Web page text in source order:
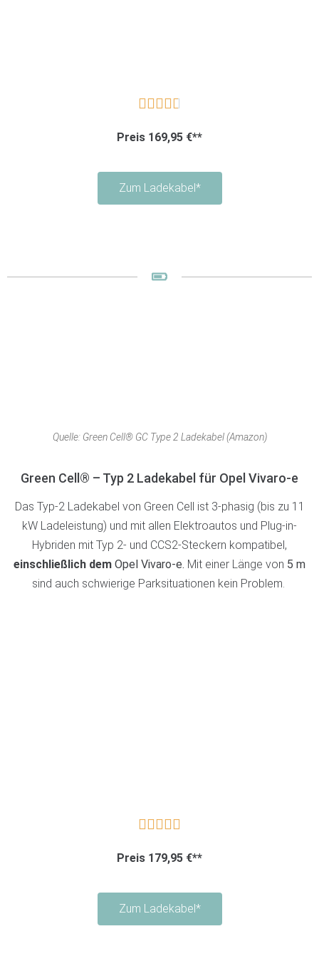

Preis 169,95 €**
Zum Ladekabel*
Quelle: Green Cell® GC Type 2 Ladekabel (Amazon)
Green Cell® – Typ 2 Ladekabel für Opel Vivaro-e
Das Typ-2 Ladekabel von Green Cell ist 3-phasig (bis zu 11
kW Ladeleistung) und mit allen Elektroautos und Plug-in-
Hybriden mit Typ 2- und CCS2-Steckern kompatibel,
einschließlich dem Opel Vivaro-e. Mit einer Länge von 5 m
sind auch schwierige Parksituationen kein Problem.

Preis 179,95 €**
Zum Ladekabel*